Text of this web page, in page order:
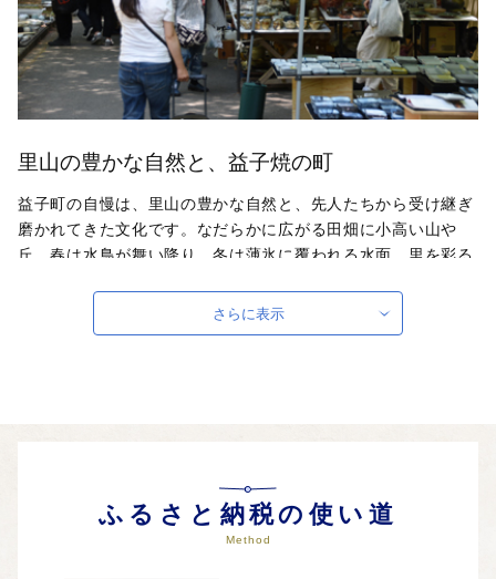
里山の豊かな自然と、益子焼の町
益子町の自慢は、里山の豊かな自然と、先人たちから受け継ぎ
磨かれてきた文化です。なだらかに広がる田畑に小高い山や
丘。春は水鳥が舞い降り、冬は薄氷に覆われる水面。里を彩る
せる町です。海外にもその名を知られる「益子焼」は、艶のあ
るなめらかな肌をもつ、たっぷりとした厚手の器。手のひらで
外部サイトへ遷移します。
個人情報の保護は遷移先サイトの方針に従います。
さらに表示
ふるさと納税の使い道
Method